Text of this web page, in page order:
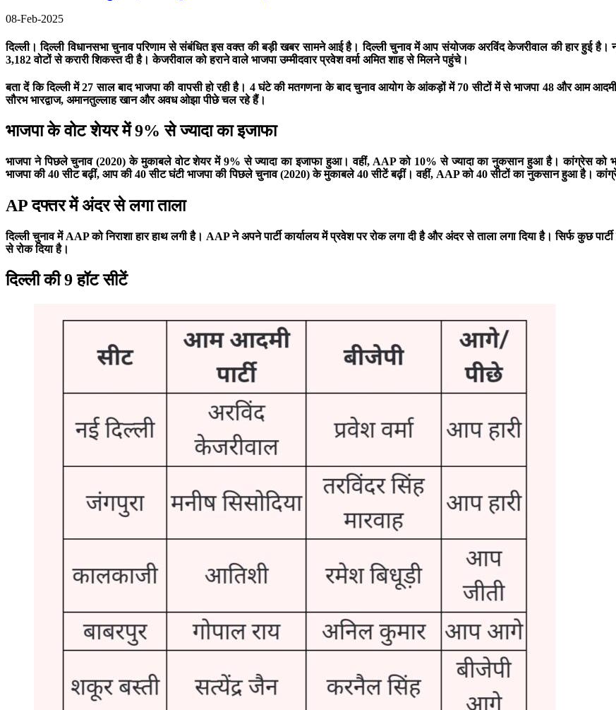
08-Feb-2025
दिल्ली।दिल्ली विधानसभा चुनाव परिणाम से संबंधित इस वक्त की बड़ी खबर सामने आई है। दिल्ली चुनाव में आप संयोजक अरविंद केजरीवाल की हार हुई है।
3,182 वोटों से करारी शिकस्त दी है। केजरीवाल को हराने वाले भाजपा उम्मीदवार प्रवेश वर्मा अमित शाह से मिलने पहुंचे।
बता दें कि दिल्ली में 27 साल बाद भाजपा की वापसी हो रही है। 4 घंटे की मतगणना के बाद चुनाव आयोग के आंकड़ों में 70 सीटों में से भाजपा 48 और आम
सौरभ भारद्वाज, अमानतुल्लाह खान और अवध ओझा पीछे चल रहे हैं।
भाजपा के वोट शेयर में 9% से ज्यादा का इजाफा
भाजपा ने पिछले चुनाव (2020) के मुकाबले वोट शेयर में 9% से ज्यादा का इजाफा हुआ। वहीं, AAP को 10% से ज्यादा का नुकसान हुआ है। कांग्रेस को
भाजपा की 40 सीट बढ़ीं, आप की 40 सीट घंटी भाजपा की पिछले चुनाव (2020) के मुकाबले 40 सीटें बढ़ीं। वहीं, AAP को 40 सीटों का नुकसान हुआ है।
AP दफ्तर में अंदर से लगा ताला
दिल्ली चुनाव में AAP को निराशा हार हाथ लगी है। AAP ने अपने पार्टी कार्यालय में प्रवेश पर रोक लगा दी है और अंदर से ताला लगा दिया है। सिर्फ कुछ
से रोक दिया है।
दिल्ली की 9 हॉट सीटें